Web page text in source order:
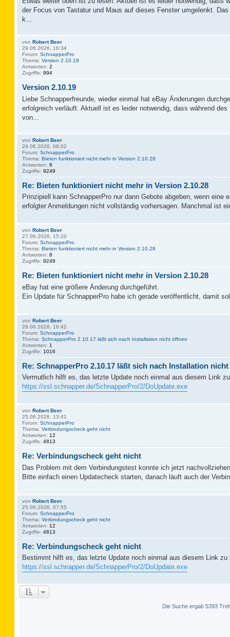
der Focus von Tastatur und Maus auf dieses Fenster umgelenkt.
k...
von Robert Beer
29.06.2026, 16:34
Forum: SchnapperPro
Thema: Version 2.10.19
Antworten: 2
Zugriffe: 994
Version 2.10.19
Liebe Schnapperfreunde, wieder einmal hat eBay Änderungen
erfolgreich verläuft. Aktuell ist es leider notwendig, dass während
von...
von Robert Beer
29.06.2026, 08:02
Forum: SchnapperPro
Thema: Bieten funktioniert nicht mehr in Version 2.10.28
Antworten: 8
Zugriffe: 9249
Re: Bieten funktioniert nicht mehr in Version 2.10.28
Prinzipiell kann SchnapperPro nur dann Gebote abgeben, wenn
erfolgter Anmeldungen nicht vollständig vorhersagen. Manchmal ist
von Robert Beer
27.06.2026, 15:20
Forum: SchnapperPro
Thema: Bieten funktioniert nicht mehr in Version 2.10.28
Antworten: 8
Zugriffe: 9249
Re: Bieten funktioniert nicht mehr in Version 2.10.28
eBay hat eine größere Änderung durchgeführt.
Ein Update für SchnapperPro habe ich gerade veröffentlicht, damit
von Robert Beer
26.06.2026, 16:42
Forum: SchnapperPro
Thema: SchnapperPro 2.10.17 läßt sich nach Installation nicht öffnen
Antworten: 1
Zugriffe: 1016
Re: SchnapperPro 2.10.17 läßt sich nach Installation
Vermutlich hilft es, das letzte Update noch einmal aus diesem Link
https://ssl.schnapper.de/SchnapperPro/2/DoUpdate.exe
von Robert Beer
25.06.2026, 13:41
Forum: SchnapperPro
Thema: Verbindungscheck geht nicht
Antworten: 12
Zugriffe: 4813
Re: Verbindungscheck geht nicht
Das Problem mit dem Verbindungstest konnte ich jetzt
Bitte einfach einen Updatecheck starten, danach läuft auch der
von Robert Beer
25.06.2026, 07:55
Forum: SchnapperPro
Thema: Verbindungscheck geht nicht
Antworten: 12
Zugriffe: 4813
Re: Verbindungscheck geht nicht
Bestimmt hilft es, das letzte Update noch einmal aus diesem Link zu
https://ssl.schnapper.de/SchnapperPro/2/DoUpdate.exe
Die Suche ergab 5393